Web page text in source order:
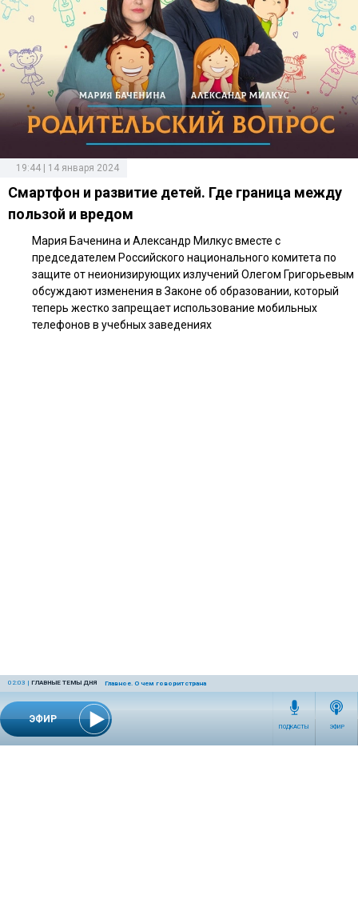
ЭФИР
02:03 | ГЛАВНЫЕ ТЕМЫ ДНЯ Главное. О чем говорит страна
ПОДКАСТЫ ЭФИР
19:44 | 14 января 2024
Смартфон и развитие детей. Где граница между
пользой и вредом
Мария Баченина и Александр Милкус вместе с
председателем Российского национального комитета по
защите от неионизирующих излучений Олегом Григорьевым
обсуждают изменения в Законе об образовании, который
теперь жестко запрещает использование мобильных
телефонов в учебных заведениях